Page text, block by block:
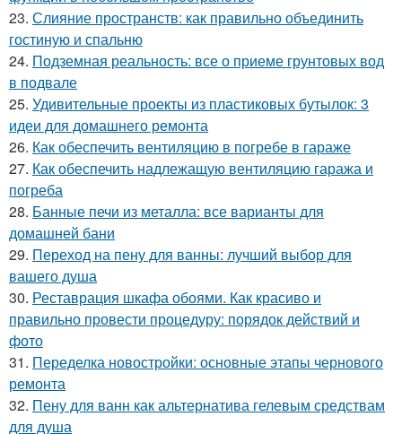
23. Слияние пространств: как правильно объединить
гостиную и спальню
24. Подземная реальность: все о приеме грунтовых вод
в подвале
25. Удивительные проекты из пластиковых бутылок: 3
идеи для домашнего ремонта
26. Как обеспечить вентиляцию в погребе в гараже
27. Как обеспечить надлежащую вентиляцию гаража и
погреба
28. Банные печи из металла: все варианты для
домашней бани
29. Переход на пену для ванны: лучший выбор для
вашего душа
30. Реставрация шкафа обоями. Как красиво и
правильно провести процедуру: порядок действий и
фото
31. Переделка новостройки: основные этапы чернового
ремонта
32. Пену для ванн как альтернатива гелевым средствам
для душа